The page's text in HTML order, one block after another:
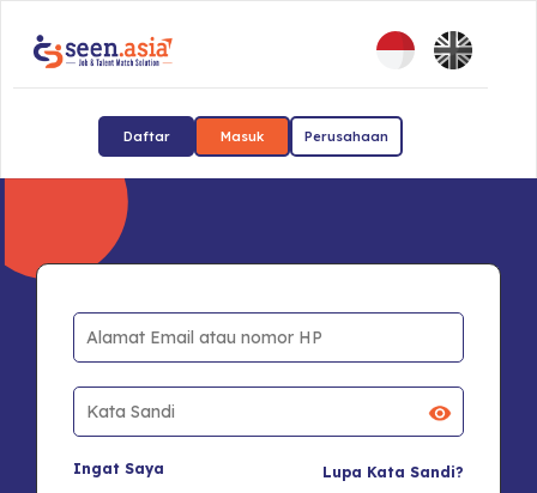
Daftar Masuk Perusahaan
Ingat Saya Lupa Kata Sandi?